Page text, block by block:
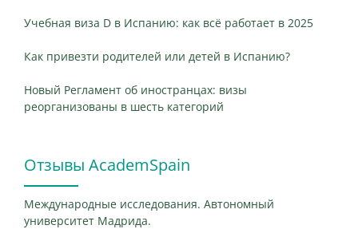
Учебная виза D в Испанию: как всё работает в 2025
Как привезти родителей или детей в Испанию?
Новый Регламент об иностранцах: визы
реорганизованы в шесть категорий
Отзывы AcademSpain
Международные исследования. Автономный
университет Мадрида.